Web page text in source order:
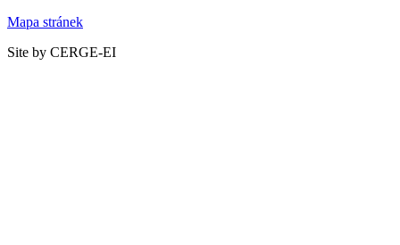
Mapa stránek
Site by CERGE-EI